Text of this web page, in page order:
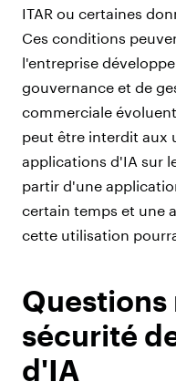
ITAR ou certaines
Ces conditions
l'entreprise
gouvernance et de
commerciale
peut être interdit aux
applications d'IA sur
partir d'une
certain temps et une
cette utilisation
Questions
sécurité
d'IA